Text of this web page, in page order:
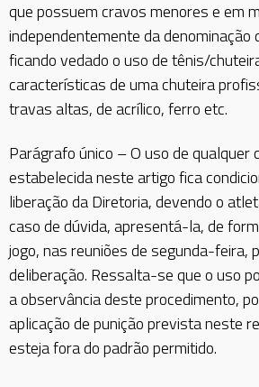
que possuem cravos menores e em
independentemente da denominação
ficando vedado o uso de tênis/
características de uma chuteira
travas altas, de acrílico, ferro etc.
Parágrafo único – O uso de qualquer
estabelecida neste artigo fica
liberação da Diretoria, devendo o
caso de dúvida, apresentá-la, de
jogo, nas reuniões de segunda-feira,
deliberação. Ressalta-se que o uso
a observância deste procedimento,
aplicação de punição prevista neste
esteja fora do padrão permitido.